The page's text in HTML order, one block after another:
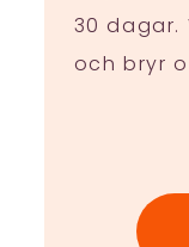
30 dagar.
och bryr